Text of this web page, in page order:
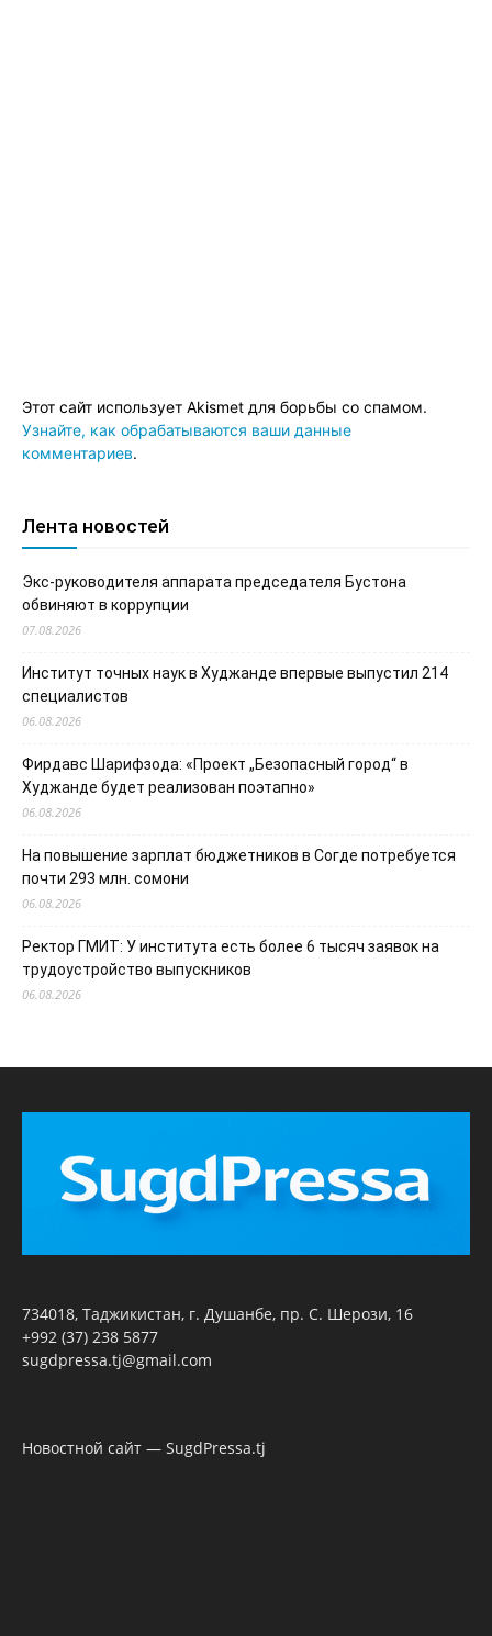
Этот сайт использует Akismet для борьбы со спамом.
Узнайте, как обрабатываются ваши данные
комментариев.
Лента новостей
Экс-руководителя аппарата председателя Бустона
обвиняют в коррупции
07.08.2026
Институт точных наук в Худжанде впервые выпустил 214
специалистов
06.08.2026
Фирдавс Шарифзода: «Проект „Безопасный город“ в
Худжанде будет реализован поэтапно»
06.08.2026
На повышение зарплат бюджетников в Согде потребуется
почти 293 млн. сомони
06.08.2026
Ректор ГМИТ: У института есть более 6 тысяч заявок на
трудоустройство выпускников
06.08.2026
734018, Таджикистан, г. Душанбе, пр. С. Шерози, 16
+992 (37) 238 5877
sugdpressa.tj@gmail.com
Новостной сайт — SugdPressa.tj